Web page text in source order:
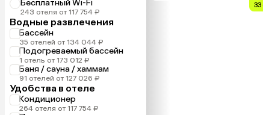
Бесплатный Wi-Fi
243 отеля от 117 754 ₽
Водные развлечения
Бассейн
35 отелей от 134 044 ₽
Подогреваемый бассейн
1 отель от 173 012 ₽
Баня / сауна / хаммам
91 отелей от 127 026 ₽
Удобства в отеле
Кондиционер
264 отеля от 117 754 ₽
33